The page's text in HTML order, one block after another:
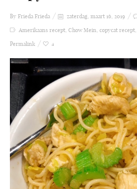
By Frieda Frieda zaterdag, maart 16, 2019
Amerikaans recept, Chow Mein, copycat recept,
Permalink
4